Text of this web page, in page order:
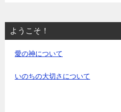
ようこそ！
愛の神について
いのちの大切さについて